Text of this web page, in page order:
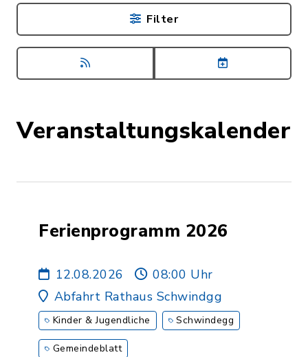
Veranstaltungskalender
Ferienprogramm 2026
12.08.2026
08:00 Uhr
Abfahrt Rathaus Schwindgg
Kinder & Jugendliche Schwindegg
Gemeindeblatt
Filter